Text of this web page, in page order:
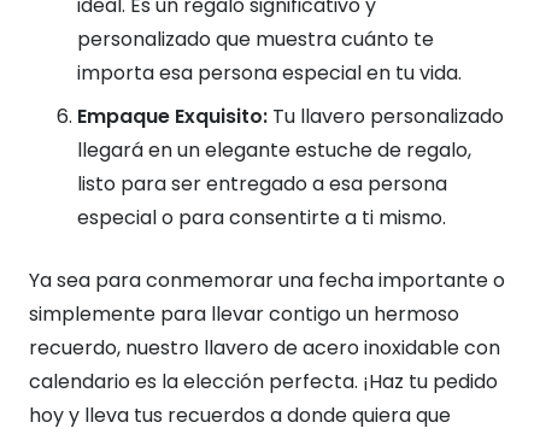
ideal. Es un regalo significativo y
personalizado que muestra cuánto te
importa esa persona especial en tu vida.
Empaque Exquisito: Tu llavero personalizado
llegará en un elegante estuche de regalo,
listo para ser entregado a esa persona
especial o para consentirte a ti mismo.
Ya sea para conmemorar una fecha importante o
simplemente para llevar contigo un hermoso
recuerdo, nuestro llavero de acero inoxidable con
calendario es la elección perfecta. ¡Haz tu pedido
hoy y lleva tus recuerdos a donde quiera que